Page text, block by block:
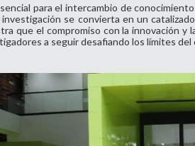
para el intercambio de
se convierta en un
que el compromiso con la innovación
a seguir desafiando los límites